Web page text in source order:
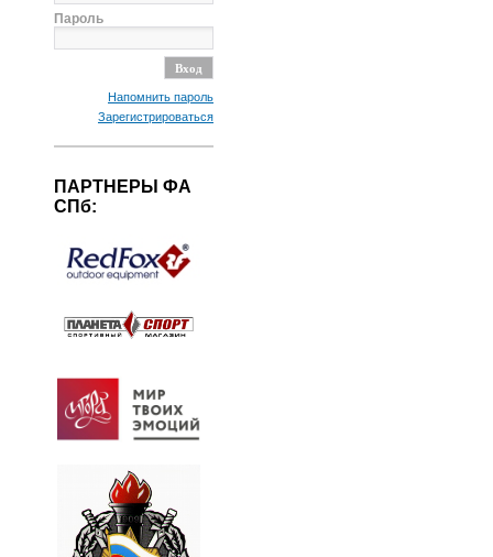
Пароль
Напомнить пароль
Зарегистрироваться
ПАРТНЕРЫ ФА
СПб: